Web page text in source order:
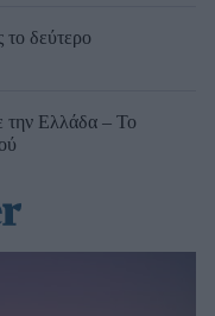
δεύτερο
την Ελλάδα – Το